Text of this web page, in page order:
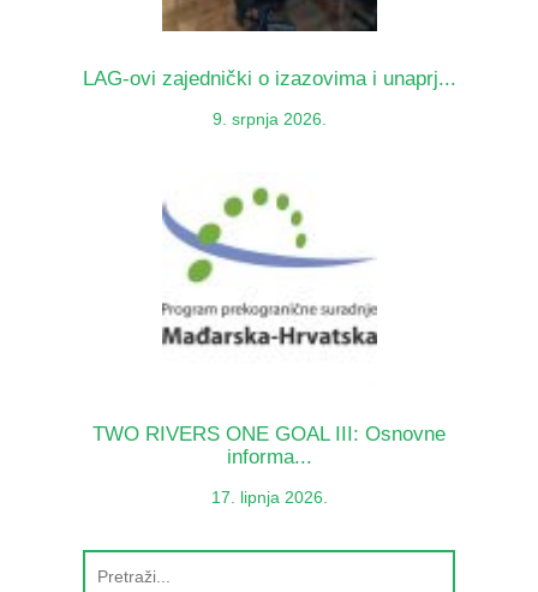
LAG-ovi zajednički o izazovima i unaprj...
9. srpnja 2026.
TWO RIVERS ONE GOAL III: Osnovne
informa...
17. lipnja 2026.